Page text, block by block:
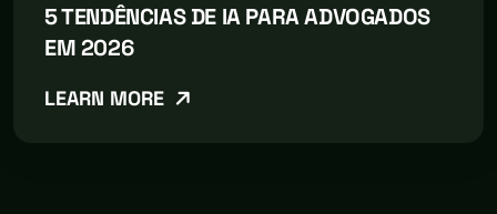
5 TENDÊNCIAS DE IA PARA ADVOGADOS
EM 2026
LEARN MORE